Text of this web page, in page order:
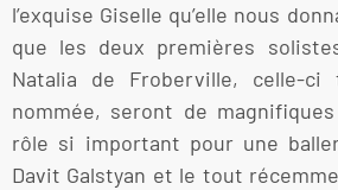
l’exquise Giselle qu’elle nous
que les deux premières
Natalia de Froberville, celle-ci
nommée, seront de
rôle si important pour une
Davit Galstyan et le tout